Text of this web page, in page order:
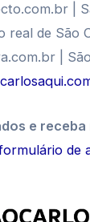
|
real de São
|
e
de